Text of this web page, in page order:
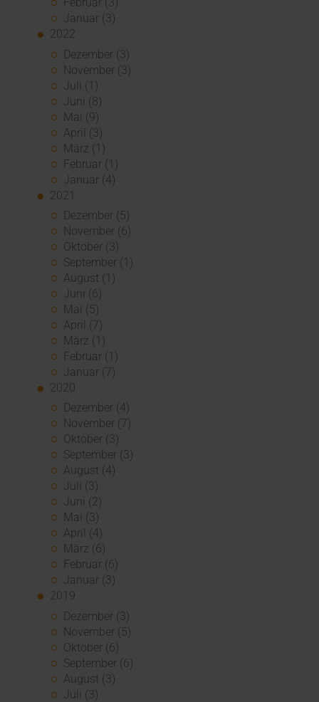
Januar (3)
2022
Dezember (3)
November (3)
Juli (1)
Juni (8)
Mai (9)
April (3)
März (1)
Februar (1)
Januar (4)
2021
Dezember (5)
November (6)
Oktober (3)
September (1)
August (1)
Juni (6)
Mai (5)
April (7)
März (1)
Februar (1)
Januar (7)
2020
Dezember (4)
November (7)
Oktober (3)
September (3)
August (4)
Juli (3)
Juni (2)
Mai (3)
April (4)
März (6)
Februar (6)
Januar (3)
2019
Dezember (3)
November (5)
Oktober (6)
September (6)
August (3)
Juli (3)